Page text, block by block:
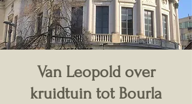
Van Leopold over
kruidtuin tot Bourla